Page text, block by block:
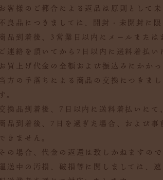
お客様のご都合による返品は原則として
良品につきましては、開封・未開封に
商品到着後、3営業日以内にメールまたは
ご連絡を頂いてから7日以内に送料着払い
お買上げ代金の全額および振込みにかか
当方の手落ちによる商品の交換につきま
す。
交換品到着後、7日以内に送料着払いにて
商品到着後、7日を過ぎた場合、および
きません。
その場合、代金の返還は致しかねますの
送中の汚損、破損等に関しましては、